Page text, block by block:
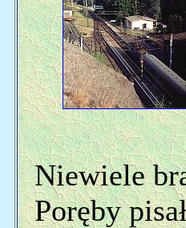
Niewiele
Poręby